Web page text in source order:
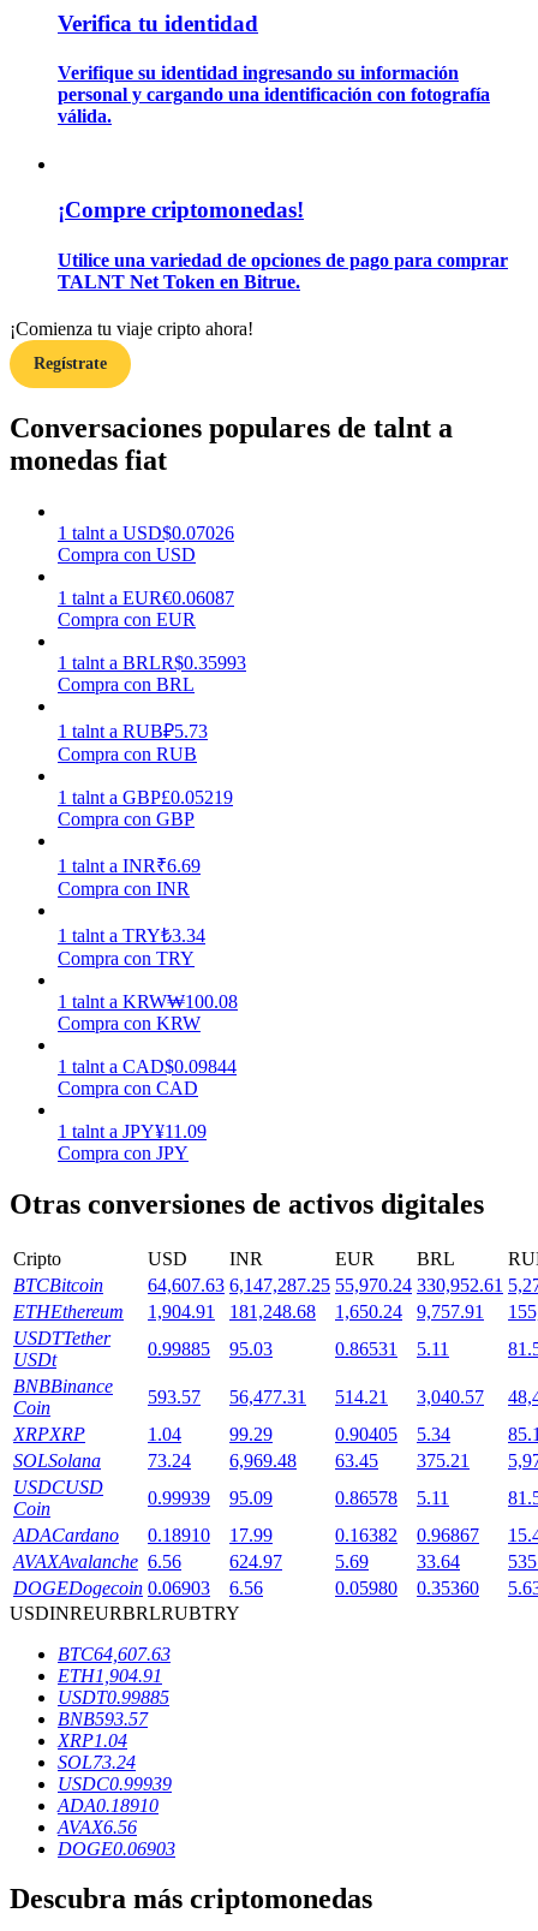
Earn
Power Piggy
Gana recompensas competitivas diariamente
Alta rentabilidad y acceso instantáneo
Launchpool
Bloqueos BTR
Inversiones exclusivas para titulares de BTR
Préstamos
Servicio de préstamos respaldado por criptomonedas
Verifica tu identidad
Verifique su identidad ingresando su información
personal y cargando una identificación con fotografía
válida.
¡Compre criptomonedas!
Utilice una variedad de opciones de pago para comprar
TALNT Net Token en Bitrue.
¡Comienza tu viaje cripto ahora!
Regístrate
Conversaciones populares de talnt a
monedas fiat
1 talnt a USD$0.07026
Compra con USD
1 talnt a EUR€0.06087
Compra con EUR
1 talnt a BRLR$0.35993
Compra con BRL
1 talnt a RUB₽5.73
Compra con RUB
1 talnt a GBP£0.05219
Compra con GBP
1 talnt a INR₹6.69
Compra con INR
1 talnt a TRY₺3.34
Compra con TRY
1 talnt a KRW₩100.08
Compra con KRW
1 talnt a CAD$0.09844
Compra con CAD
1 talnt a JPY¥11.09
Compra con JPY
Otras conversiones de activos digitales
Cripto USD INR EUR BRL
BTCBitcoin 64,607.63 6,147,287.25 55,970.24 330,952.61
ETHEthereum 1,904.91 181,248.68 1,650.24 9,757.91
USDTTether
USDt
0.99885 95.03 0.86531 5.11
BNBBinance
Coin
593.57 56,477.31 514.21 3,040.57
XRPXRP 1.04 99.29 0.90405 5.34
SOLSolana 73.24 6,969.48 63.45 375.21
USDCUSD
Coin
0.99939 95.09 0.86578 5.11
ADACardano 0.18910 17.99 0.16382 0.96867
AVAXAvalanche 6.56 624.97 5.69 33.64
DOGEDogecoin 0.06903 6.56 0.05980 0.35360
USDINREURBRLRUBTRY
BTC64,607.63
ETH1,904.91
USDT0.99885
BNB593.57
XRP1.04
SOL73.24
USDC0.99939
ADA0.18910
AVAX6.56
DOGE0.06903
Descubra más criptomonedas